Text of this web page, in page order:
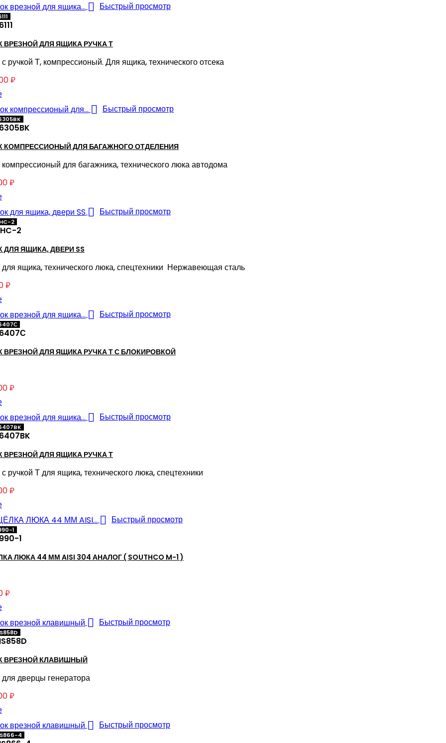
 Быстрый просмотр
ВРЕЗНОЙ ДЛЯ ЯЩИКА РУЧКА Т
ручкой Т, компрессионый. Для ящика, технического отсека
₽
 Быстрый просмотр
КОМПРЕССИОНЫЙ ДЛЯ БАГАЖНОГО ОТДЕЛЕНИЯ
для багажника, технического люка автодома
₽
2
 Быстрый просмотр
2
ДЛЯ ЯЩИКА, ДВЕРИ SS
ящика, технического люка, спецтехники Нержавеющая сталь
₽
 Быстрый просмотр
ВРЕЗНОЙ ДЛЯ ЯЩИКА РУЧКА Т С БЛОКИРОВКОЙ
₽
 Быстрый просмотр
ВРЕЗНОЙ ДЛЯ ЯЩИКА РУЧКА Т
ручкой Т для ящика, технического люка, спецтехники
₽
1
 Быстрый просмотр
1
ЛЮКА 44 ММ AISI 304 АНАЛОГ ( SOUTHCO M-1 )
₽
 Быстрый просмотр
ВРЕЗНОЙ КЛАВИШНЫЙ
дверцы генератора
₽
4
 Быстрый просмотр